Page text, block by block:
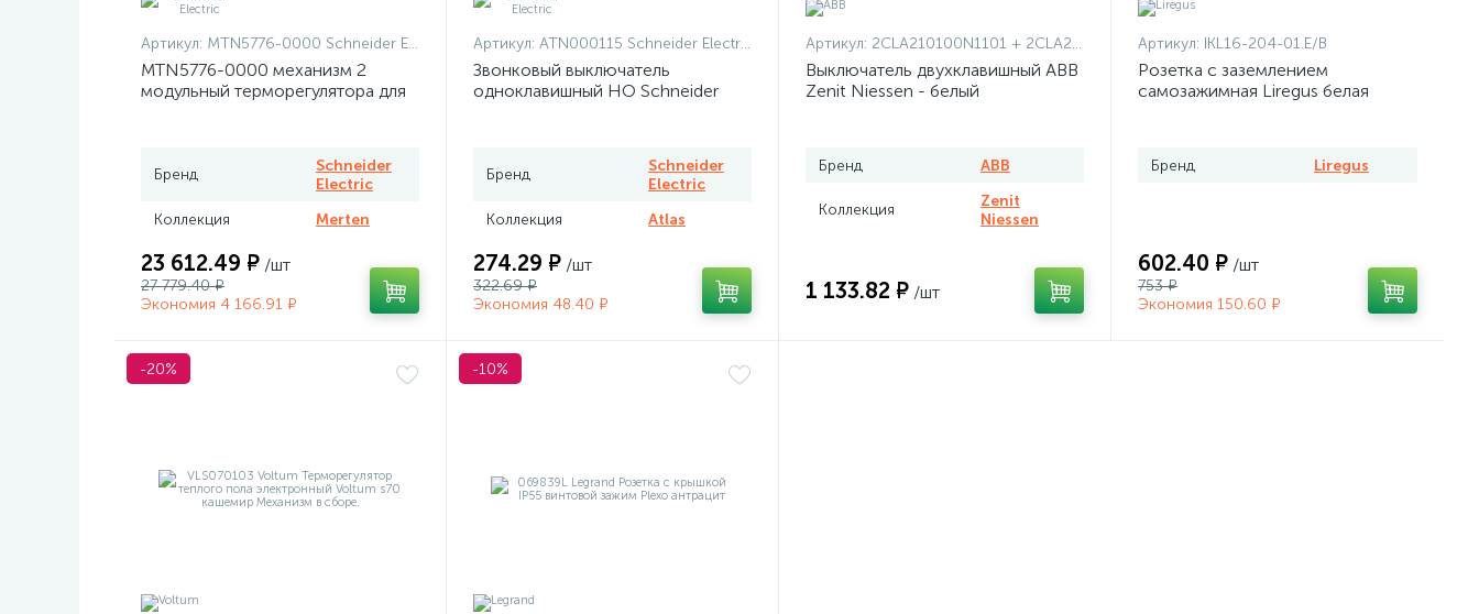
Артикул: MTN5776-0000 Schneider Electric
MTN5776-0000 механизм 2
модульный терморегулятора для
Бренд
Schneider
Electric
Коллекция
Merten
23 612.49 ₽ /шт
27 779.40 ₽
Экономия 4 166.91 ₽
Артикул: ATN000115 Schneider Electric
Звонковый выключатель
одноклавишный НО Schneider
Бренд
Schneider
Electric
Коллекция
Atlas
274.29 ₽ /шт
322.69 ₽
Экономия 48.40 ₽
Артикул: 2CLA210100N1101 + 2CLA210100N1101 + 2CLA227190N1001
Выключатель двухклавишный ABB
Zenit Niessen - белый
Бренд ABB
Коллекция
Zenit
Niessen
1 133.82 ₽ /шт
Артикул: IKL16-204-01.E/B
Розетка с заземлением
самозажимная Liregus белая
Бренд Liregus
602.40 ₽ /шт
753 ₽
Экономия 150.60 ₽
-20% -10%